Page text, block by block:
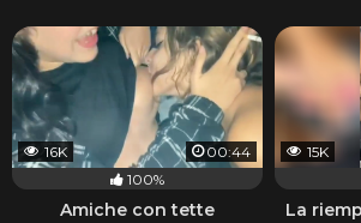
16K
00:44
100%
Amiche con tette
15K
La